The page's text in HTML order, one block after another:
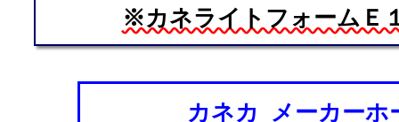
※カネライトフォームＥ
カネカ メーカーホ